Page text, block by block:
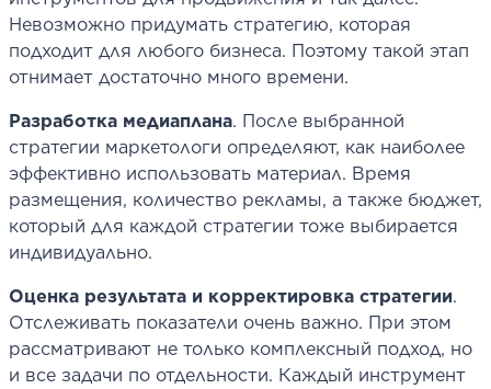
Невозможно придумать стратегию, которая
подходит для любого бизнеса. Поэтому такой этап
отнимает достаточно много времени.
Разработка медиаплана. После выбранной
стратегии маркетологи определяют, как наиболее
эффективно использовать материал. Время
размещения, количество рекламы, а также бюджет,
который для каждой стратегии тоже выбирается
индивидуально.
Оценка результата и корректировка стратегии.
Отслеживать показатели очень важно. При этом
рассматривают не только комплексный подход, но
и все задачи по отдельности. Каждый инструмент